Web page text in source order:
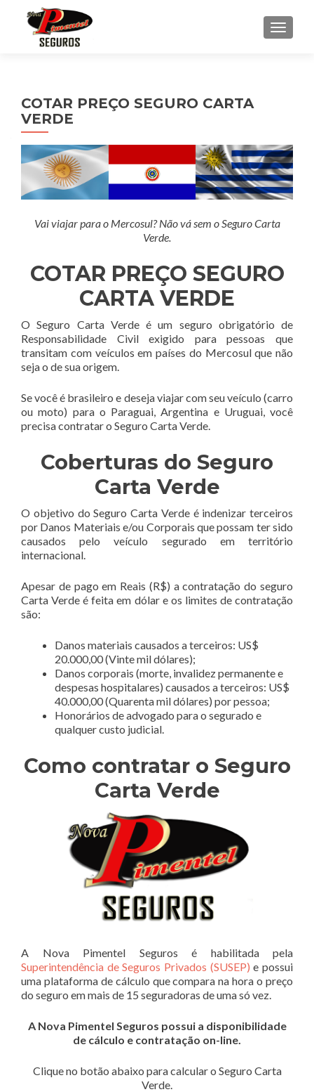
COTAR PREÇO SEGURO CARTA
VERDE
Vai viajar para o Mercosul? Não vá sem o Seguro Carta
Verde.
COTAR PREÇO SEGURO
CARTA VERDE
O Seguro Carta Verde é um seguro obrigatório de
Responsabilidade Civil exigido para pessoas que
transitam com veículos em países do Mercosul que não
seja o de sua origem.
Se você é brasileiro e deseja viajar com seu veículo (carro
ou moto) para o Paraguai, Argentina e Uruguai, você
precisa contratar o Seguro Carta Verde.
Coberturas do Seguro
Carta Verde
O objetivo do Seguro Carta Verde é indenizar terceiros
por Danos Materiais e/ou Corporais que possam ter sido
causados pelo veículo segurado em território
internacional.
Apesar de pago em Reais (R$) a contratação do seguro
Carta Verde é feita em dólar e os limites de contratação
são:
Danos materiais causados a terceiros: US$
20.000,00 (Vinte mil dólares);
Danos corporais (morte, invalidez permanente e
despesas hospitalares) causados a terceiros: US$
40.000,00 (Quarenta mil dólares) por pessoa;
Honorários de advogado para o segurado e
qualquer custo judicial.
Como contratar o Seguro
Carta Verde
A Nova Pimentel Seguros é habilitada pela
Superintendência de Seguros Privados (SUSEP) e possui
uma plataforma de cálculo que compara na hora o preço
do seguro em mais de 15 seguradoras de uma só vez.
A Nova Pimentel Seguros possui a disponibilidade
de cálculo e contratação on-line.
Clique no botão abaixo para calcular o Seguro Carta
Verde.